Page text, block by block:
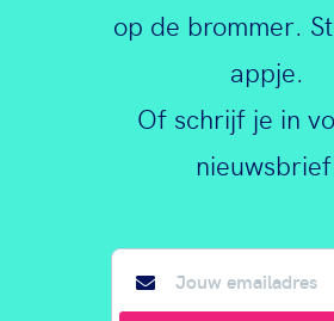
op de brommer.
appje.
Of schrijf je in